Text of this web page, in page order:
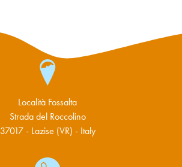
Località Fossalta
Strada del Roccolino
37017 - Lazise (VR) - Italy